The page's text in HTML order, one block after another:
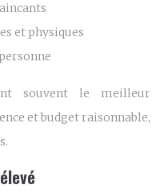
et physiques
souvent le meilleur
et budget raisonnable,